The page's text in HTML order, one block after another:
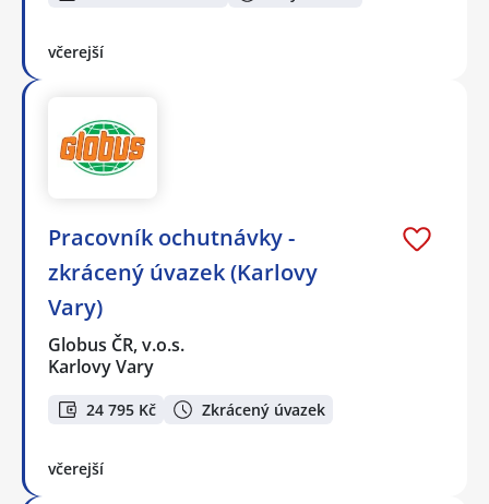
včerejší
Pracovník ochutnávky -
zkrácený úvazek (Karlovy
Vary)
Globus ČR, v.o.s.
Karlovy Vary
24 795 Kč Zkrácený úvazek
včerejší